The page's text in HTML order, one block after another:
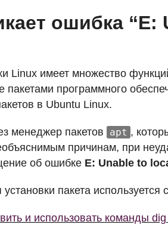
ошибка “E:
Linux имеет множество
пакетами программного
в Ubuntu Linux.
менеджер пакетов apt ,
причинам, при
об ошибке E: Unable to
установки пакета используется
и использовать команды